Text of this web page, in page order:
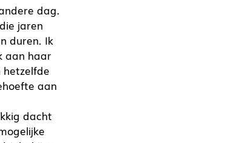
dag.
jaren
duren. Ik
aan haar
aan
dacht